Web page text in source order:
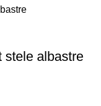
stele albastre